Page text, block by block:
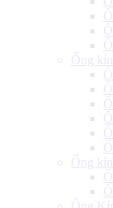
Ống
Ống